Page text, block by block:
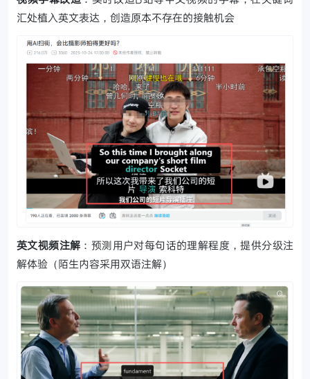
汇处植入英文表达，创造原本不存在的接触机会
英文视频注解 ：预测用户对每句话的理解程度，提供分级注
解体验（陌生内容采用双语注解）